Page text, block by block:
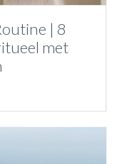
| 8
met